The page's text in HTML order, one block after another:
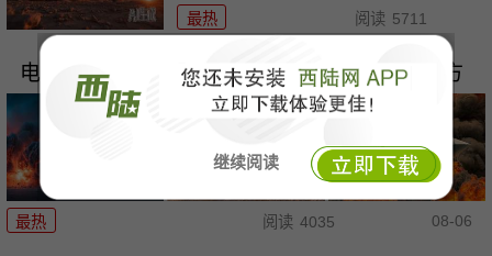
继续阅读
最热 阅读 5711
电商哭晕：俄乌互相砸\"饭碗\"，战争已没有后方
最热 阅读 4035 08-06